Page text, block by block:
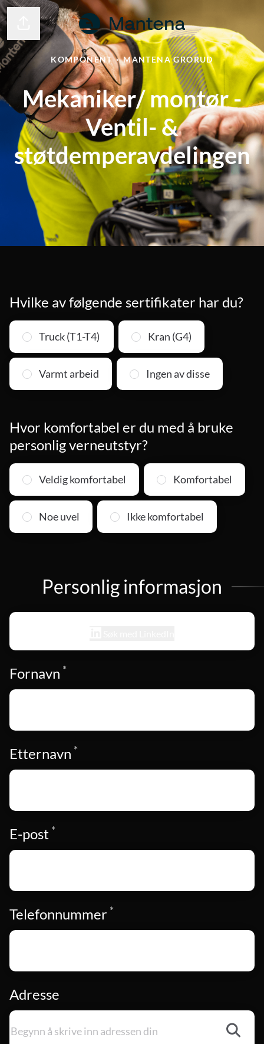
Del siden
KOMPONENT · MANTENA GRORUD
Mekaniker/ montør -
Ventil- &
støtdemperavdelingen
Hvilke av følgende sertifikater har du?
Truck (T1-T4) Kran (G4)
Varmt arbeid Ingen av disse
Hvor komfortabel er du med å bruke
personlig verneutstyr?
Veldig komfortabel Komfortabel
Noe uvel Ikke komfortabel
Personlig informasjon
Fornavn *
Etternavn *
E-post *
Telefonnummer *
Adresse